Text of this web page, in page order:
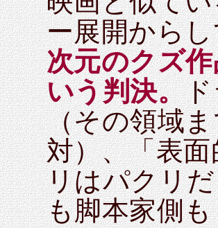
ー展開から
次元のクズ
いう判決。
（その領域
対）、「表
リはパクリ
も脚本家側